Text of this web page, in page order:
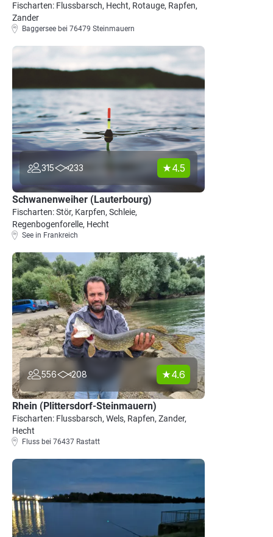
Fischarten: Flussbarsch, Hecht, Rotauge, Rapfen,
Zander
Baggersee bei 76479 Steinmauern
315 233 4.5
Schwanenweiher (Lauterbourg)
Fischarten: Stör, Karpfen, Schleie,
Regenbogenforelle, Hecht
See in Frankreich
556 208 4.6
Rhein (Plittersdorf-Steinmauern)
Fischarten: Flussbarsch, Wels, Rapfen, Zander,
Hecht
Fluss bei 76437 Rastatt